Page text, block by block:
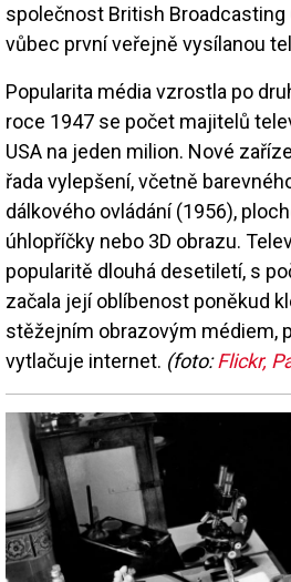
společnost British Broadcasting
vůbec první veřejně vysílanou
Popularita média vzrostla po
roce 1947 se počet majitelů
USA na jeden milion. Nové
řada vylepšení, včetně
dálkového ovládání (1956),
úhlopříčky nebo 3D obrazu.
popularitě dlouhá desetiletí, s
začala její oblíbenost poněkud
stěžejním obrazovým médiem,
vytlačuje internet. (foto:Flickr,